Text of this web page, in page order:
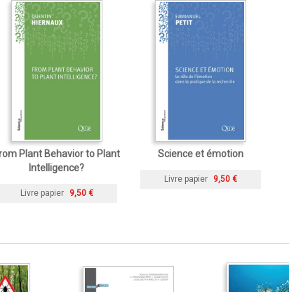
Plant Behavior to Plant
Intelligence?
Livre papier 9,50 €
Science et émotion
Livre papier 9,50 €